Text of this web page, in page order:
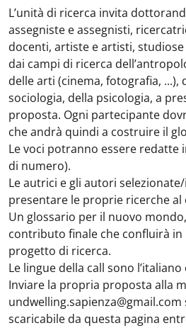
L’unità di ricerca invita
assegniste e assegnisti,
docenti, artiste e artisti,
dai campi di ricerca
delle arti (cinema, fotografia, ...),
sociologia, della psicologia, a
proposta. Ogni partecipante
che andrà quindi a costruire il
Le voci potranno essere redatte
di numero).
Le autrici e gli autori
presentare le proprie ricerche al
Un glossario per il nuovo
contributo finale che confluirà in
progetto di ricerca.
Le lingue della call sono l’italiano
Inviare la propria proposta alla
scaricabile da questa pagina